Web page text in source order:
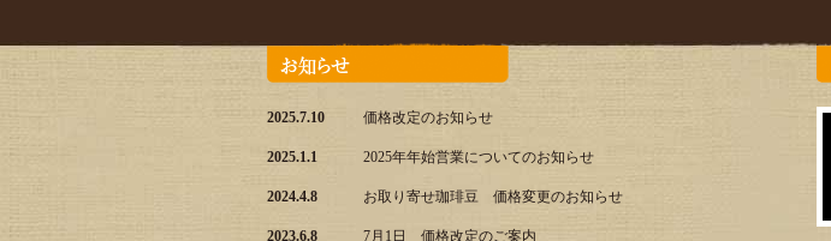
2025.7.10 価格改定のお知らせ
2025.1.1 2025年年始営業についてのお知らせ
2024.4.8 お取り寄せ珈琲豆 価格変更のお知らせ
2023.6.8 7月1日 価格改定のご案内